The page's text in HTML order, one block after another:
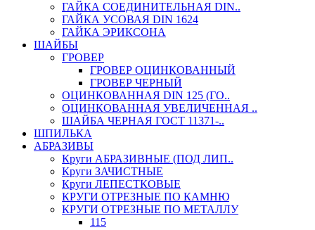
ГАЙКА СОЕДИНИТЕЛЬНАЯ DIN..
ГАЙКА УСОВАЯ DIN 1624
ГАЙКА ЭРИКСОНА
ШАЙБЫ
ГРОВЕР
ГРОВЕР ОЦИНКОВАННЫЙ
ГРОВЕР ЧЕРНЫЙ
ОЦИНКОВАННАЯ DIN 125 (ГО..
ОЦИНКОВАННАЯ УВЕЛИЧЕННАЯ ..
ШАЙБА ЧЕРНАЯ ГОСТ 11371-..
ШПИЛЬКА
АБРАЗИВЫ
Круги АБРАЗИВНЫЕ (ПОД ЛИП..
Круги ЗАЧИСТНЫЕ
Круги ЛЕПЕСТКОВЫЕ
КРУГИ ОТРЕЗНЫЕ ПО КАМНЮ
КРУГИ ОТРЕЗНЫЕ ПО МЕТАЛЛУ
115